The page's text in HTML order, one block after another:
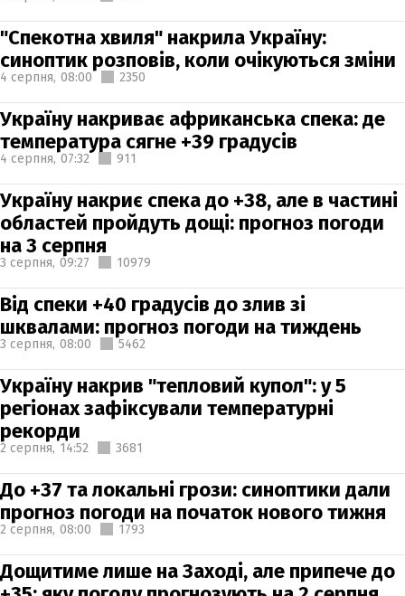
"Спекотна хвиля" накрила Україну:
синоптик розповів, коли очікуються зміни
4 серпня, 08:00 2350
Україну накриває африканська спека: де
температура сягне +39 градусів
4 серпня, 07:32 911
Україну накриє спека до +38, але в частині
областей пройдуть дощі: прогноз погоди
на 3 серпня
3 серпня, 09:27 10979
Від спеки +40 градусів до злив зі
шквалами: прогноз погоди на тиждень
3 серпня, 08:00 5462
Україну накрив "тепловий купол": у 5
регіонах зафіксували температурні
рекорди
2 серпня, 14:52 3681
До +37 та локальні грози: синоптики дали
прогноз погоди на початок нового тижня
2 серпня, 08:00 1793
Дощитиме лише на Заході, але припече до